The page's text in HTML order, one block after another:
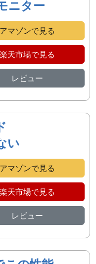
ニター
アマゾンで見る
楽天市場で見る
レビュー
い
アマゾンで見る
楽天市場で見る
レビュー